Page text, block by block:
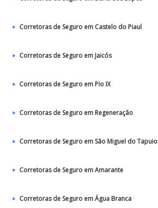
Corretoras de Seguro em Castelo do Piauí
Corretoras de Seguro em Jaicós
Corretoras de Seguro em Pio IX
Corretoras de Seguro em Regeneração
Corretoras de Seguro em São Miguel do Tapuio
Corretoras de Seguro em Amarante
Corretoras de Seguro em Água Branca